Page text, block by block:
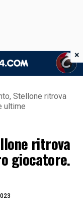
Stellone ritrova
ultime
ritrova
giocatore.
×